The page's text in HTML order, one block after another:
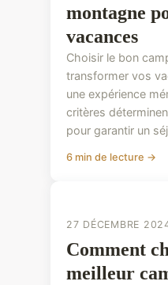
montagne
vacances
Choisir le bon
transformer vos
une expérience
critères
pour garantir un
6 min de lecture →
27 DÉCEMBRE
Comment
meilleur